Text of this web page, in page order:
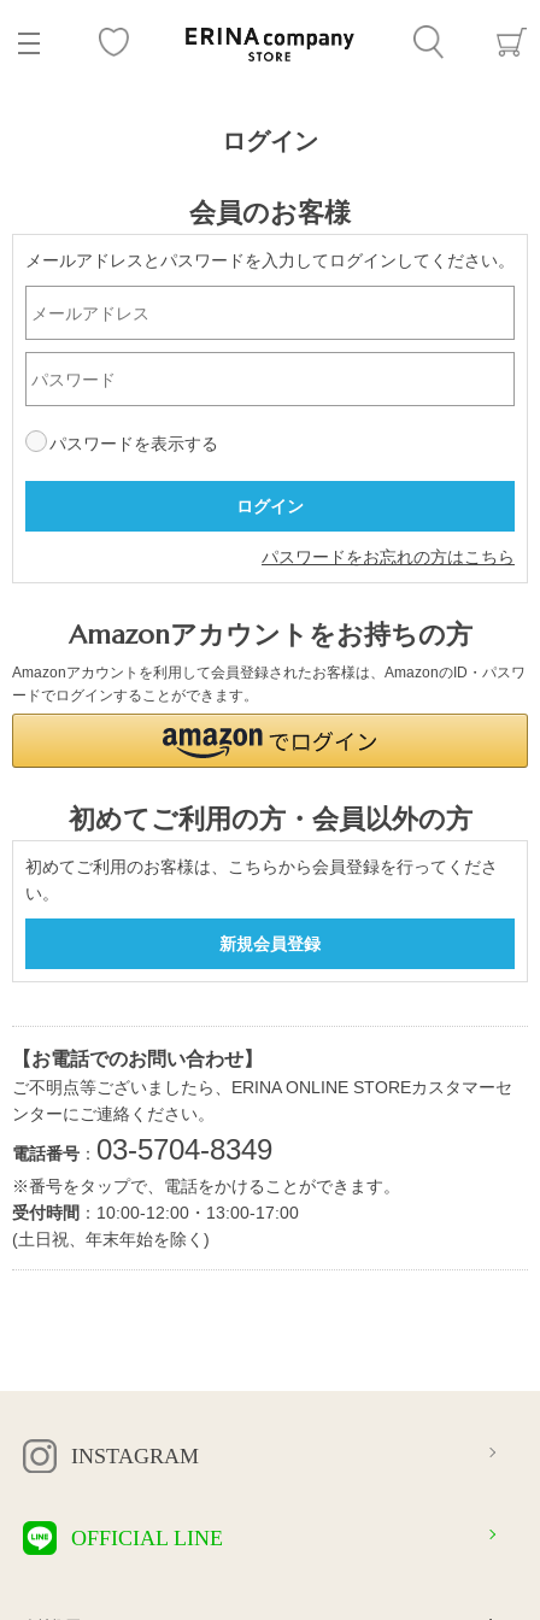
ログイン
会員のお客様
メールアドレスとパスワードを入力してログインしてください。
パスワードを表示する
パスワードをお忘れの方はこちら
Amazonアカウントをお持ちの方
Amazonアカウントを利用して会員登録されたお客様は、AmazonのID・パスワ
ードでログインすることができます。
初めてご利用の方・会員以外の方
初めてご利用のお客様は、こちらから会員登録を行ってくださ
い。
【お電話でのお問い合わせ】
ご不明点等ございましたら、ERINA ONLINE STOREカスタマーセ
ンターにご連絡ください。
電話番号 ： 03-5704-8349
※番号をタップで、電話をかけることができます。
受付時間 ：10:00-12:00・13:00-17:00
(土日祝、年末年始を除く)
INSTAGRAM
OFFICIAL LINE